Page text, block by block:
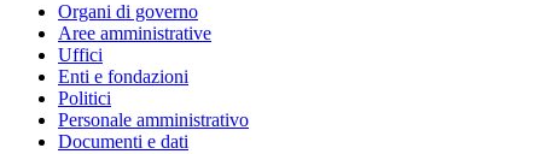
Organi di governo
Aree amministrative
Uffici
Enti e fondazioni
Politici
Personale amministrativo
Documenti e dati